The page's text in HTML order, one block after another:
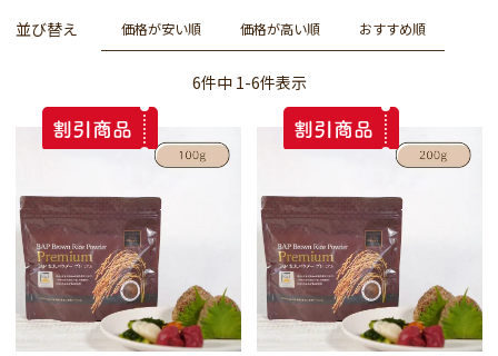
並び替え 価格が安い順 価格が高い順 おすすめ順
6件中 1-6件表示